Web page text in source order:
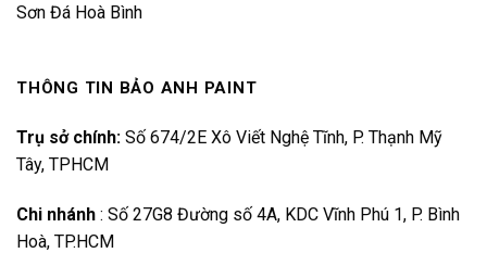
Sơn Đá Hoà Bình
THÔNG TIN BẢO ANH PAINT
Trụ sở chính: Số 674/2E Xô Viết Nghệ Tĩnh, P. Thạnh Mỹ
Tây, TPHCM
Chi nhánh : Số 27G8 Đường số 4A, KDC Vĩnh Phú 1, P. Bình
Hoà, TP.HCM